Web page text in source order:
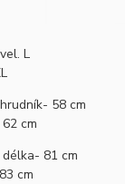
L
58 cm
cm
81 cm
83 cm